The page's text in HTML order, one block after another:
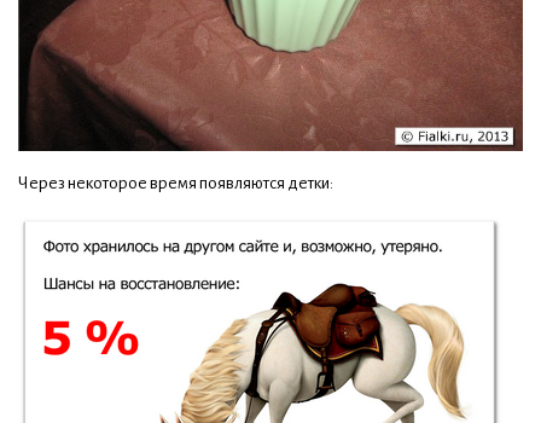
Через некоторое время появляются детки: